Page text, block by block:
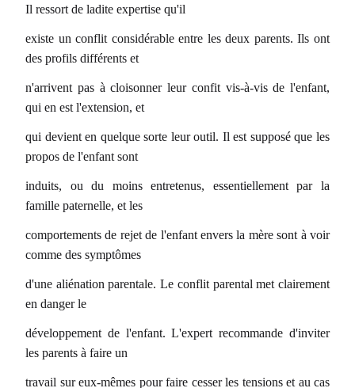
Il ressort de ladite expertise qu'il
existe un conflit considérable entre les deux parents. Ils ont
des profils différents et
n'arrivent pas à cloisonner leur confit vis-à-vis de l'enfant,
qui en est l'extension, et
qui devient en quelque sorte leur outil. Il est supposé que les
propos de l'enfant sont
induits, ou du moins entretenus, essentiellement par la
famille paternelle, et les
comportements de rejet de l'enfant envers la mère sont à voir
comme des symptômes
d'une aliénation parentale. Le conflit parental met clairement
en danger le
développement de l'enfant. L'expert recommande d'inviter
les parents à faire un
travail sur eux-mêmes pour faire cesser les tensions et au cas